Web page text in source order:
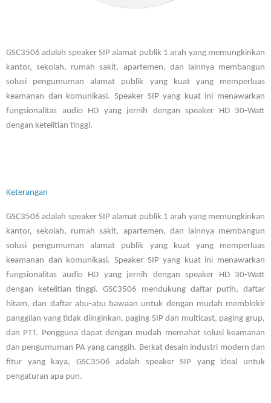
GSC3506 adalah speaker SIP alamat publik 1 arah yang memungkinkan
kantor, sekolah, rumah sakit, apartemen, dan lainnya membangun
solusi pengumuman alamat publik yang kuat yang memperluas
keamanan dan komunikasi. Speaker SIP yang kuat ini menawarkan
fungsionalitas audio HD yang jernih dengan speaker HD 30-Watt
dengan ketelitian tinggi.
Keterangan
GSC3506 adalah speaker SIP alamat publik 1 arah yang memungkinkan
kantor, sekolah, rumah sakit, apartemen, dan lainnya membangun
solusi pengumuman alamat publik yang kuat yang memperluas
keamanan dan komunikasi. Speaker SIP yang kuat ini menawarkan
fungsionalitas audio HD yang jernih dengan speaker HD 30-Watt
dengan ketelitian tinggi. GSC3506 mendukung daftar putih, daftar
hitam, dan daftar abu-abu bawaan untuk dengan mudah memblokir
panggilan yang tidak diinginkan, paging SIP dan multicast, paging grup,
dan PTT. Pengguna dapat dengan mudah memahat solusi keamanan
dan pengumuman PA yang canggih. Berkat desain industri modern dan
fitur yang kaya, GSC3506 adalah speaker SIP yang ideal untuk
pengaturan apa pun.